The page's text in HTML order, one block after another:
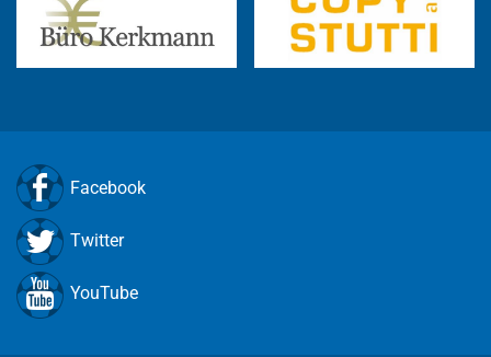
Facebook
Twitter
YouTube